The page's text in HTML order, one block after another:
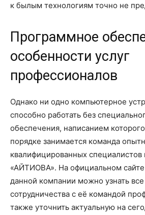
к былым технологиям точно не
Программное
особенности услуг
профессионалов
Однако ни одно компьютерное
способно работать без
обеспечения, написанием
порядке занимается команда
квалифицированных
«АЙТИОВА». На официальном сайте
данной компании можно узнать
сотрудничества с её командой
также уточнить актуальную на